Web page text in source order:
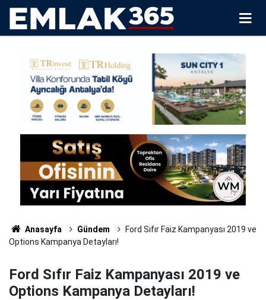
Anasayfa Gündem
Ford Sıfır Faiz Kampanyası 2019 ve
Options Kampanya Detayları!
Ford Sıfır Faiz Kampanyası 2019 ve
Options Kampanya Detayları!